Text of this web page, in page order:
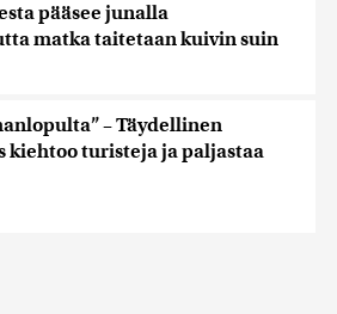
pääsee junalla
matka taitetaan kuivin suin
– Täydellinen
kiehtoo turisteja ja paljastaa